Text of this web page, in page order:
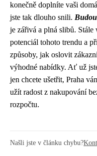
konečně doplníte vaši
jste tak dlouho snili.
je zářivá a plná slibů.
potenciál tohoto trendu a
způsoby, jak oslovit
výhodné nabídky. Ať už
jen chcete ušetřit, Praha
užít radost z nakupování
rozpočtu.
Našli jste v článku chybu?